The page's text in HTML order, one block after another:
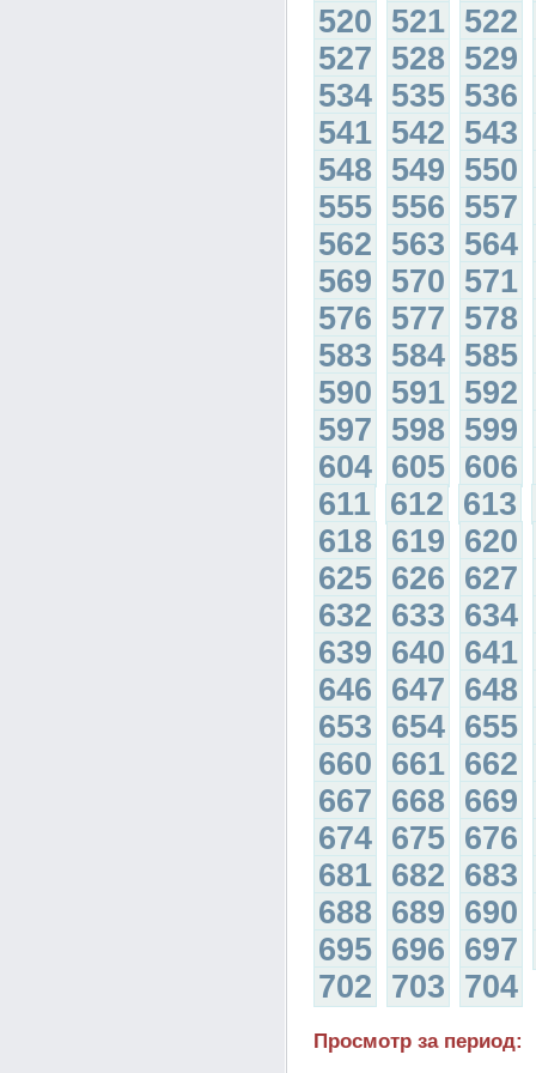
520 521 522
527 528 529
534 535 536
541 542 543
548 549 550
555 556 557
562 563 564
569 570 571
576 577 578
583 584 585
590 591 592
597 598 599
604 605 606
611 612 613
618 619 620
625 626 627
632 633 634
639 640 641
646 647 648
653 654 655
660 661 662
667 668 669
674 675 676
681 682 683
688 689 690
695 696 697
702 703 704
Просмотр за период: